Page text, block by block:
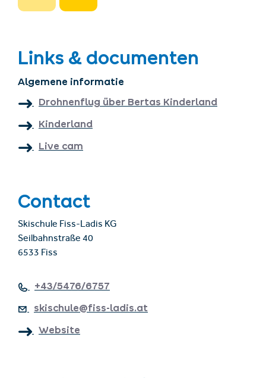
Links & documenten
Algemene informatie
Drohnenflug über Bertas Kinderland
Kinderland
Live cam
Contact
Skischule Fiss-Ladis KG
Seilbahnstraße 40
6533 Fiss
+43/5476/6757
skischule@fiss-ladis.at
Website